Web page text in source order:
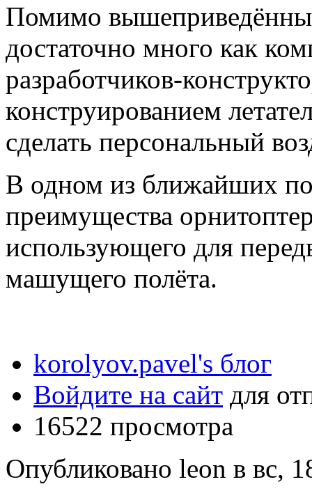
Помимо
достаточно много как
разработчиков-
конструированием
сделать персональный
В одном из ближайших
преимущества
использующего для
машущего полёта.
korolyov.pavel's блог
Войдите на сайт для
16522 просмотра
Опубликовано leon в вс,